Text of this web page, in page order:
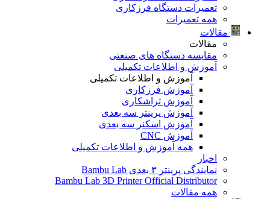
تعمیرات دستگاه فرزکاری
همه تعمیرات
مقالات
مقالات
مقایسه دستگاه های صنعتی
آموزش و اطلاعات تکمیلی
آموزش و اطلاعات تکمیلی
آموزش فرزکاری
آموزش تراشکاری
آموزش پرینتر سه بعدی
آموزش اسکنر سه بعدی
آموزش CNC
همه آموزش و اطلاعات تکمیلی
اخبار
نمایندگی پرینتر ۳ بعدی Bambu Lab
Bambu Lab 3D Printer Official Distributor
همه مقالات